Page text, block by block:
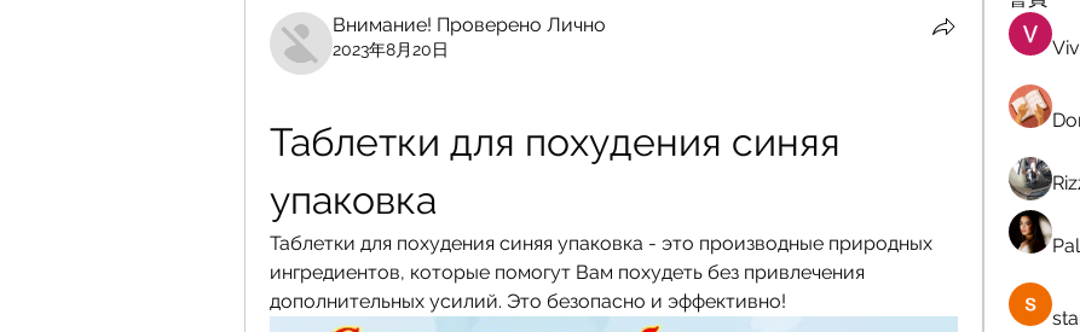
Внимание! Проверено Лично
2023年8月20日
Таблетки для похудения синяя
упаковка
Таблетки для похудения синяя упаковка - это производные природных
ингредиентов, которые помогут Вам похудеть без привлечения
дополнительных усилий. Это безопасно и эффективно!